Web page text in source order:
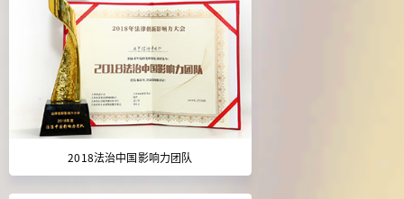
2018法治中国影响力团队